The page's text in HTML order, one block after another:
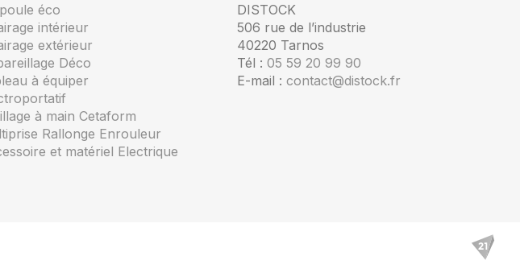
éco
intérieur
extérieur
Déco
à équiper
à main Cetaform
Rallonge Enrouleur
et matériel Electrique
DISTOCK
506 rue de l’industrie
40220 Tarnos
Tél : 05 59 20 99 90
E-mail : contact@distock.fr